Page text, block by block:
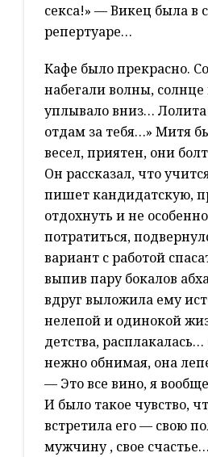
секса!» — Викец была в
репертуаре…
Кафе было прекрасно.
набегали волны,
уплывало вниз…
отдам за тебя…» Митя
весел, приятен, они
Он рассказал, что
пишет кандидатскую,
отдохнуть и не
потратиться,
вариант с работой
выпив пару бокалов
вдруг выложила ему
нелепой и одинокой
детства,
нежно обнимая, она
— Это все вино, я
И было такое чувство,
встретила его — свою
мужчину , свое счастье…